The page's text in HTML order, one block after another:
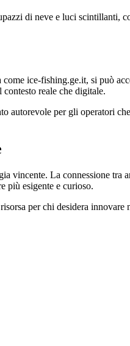
di neve e luci scintillanti,
ice-fishing.ge.it, si può
reale che digitale.
autorevole per gli operatori
vincente. La connessione tra
più esigente e curioso.
per chi desidera innovare